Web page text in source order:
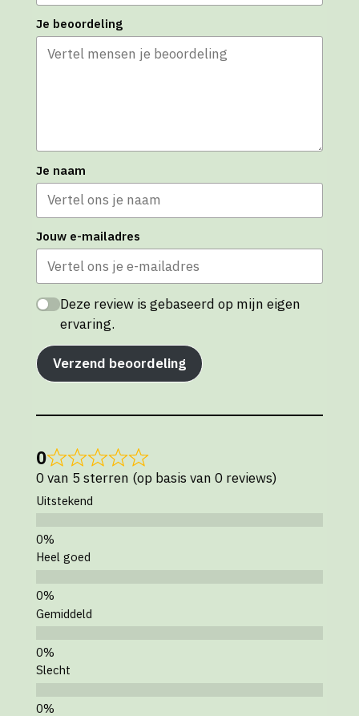
Je beoordeling
Je naam
Jouw e-mailadres
Deze review is gebaseerd op mijn eigen
ervaring.
Verzend beoordeling
0
0 van 5 sterren (op basis van 0 reviews)
Uitstekend
Heel goed
Gemiddeld
Slecht